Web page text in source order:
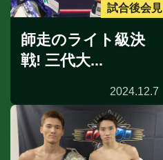
試合後会見
師走のライト級決
戦! 三代大...
2024.12.7